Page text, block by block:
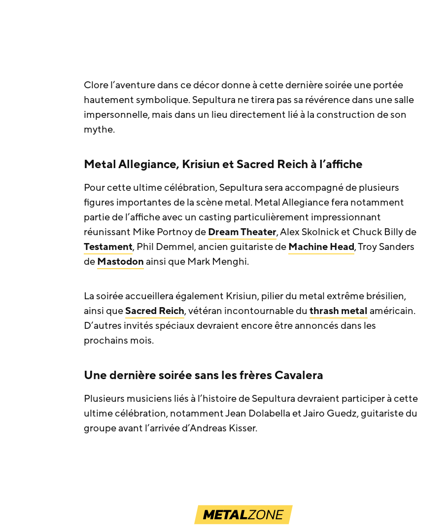
Clore l’aventure dans ce décor donne à cette dernière soirée une portée
hautement symbolique. Sepultura ne tirera pas sa révérence dans une salle
impersonnelle, mais dans un lieu directement lié à la construction de son
mythe.
Metal Allegiance, Krisiun et Sacred Reich à l’affiche
Pour cette ultime célébration, Sepultura sera accompagné de plusieurs
figures importantes de la scène metal. Metal Allegiance fera notamment
partie de l’affiche avec un casting particulièrement impressionnant
réunissant Mike Portnoy deDream Theater, Alex Skolnick et Chuck Billy de
Testament, Phil Demmel, ancien guitariste deMachine Head, Troy Sanders
deMastodonainsi que Mark Menghi.
La soirée accueillera également Krisiun, pilier du metal extrême brésilien,
ainsi queSacred Reich, vétéran incontournable du thrash metal américain.
D’autres invités spéciaux devraient encore être annoncés dans les
prochains mois.
Une dernière soirée sans les frères Cavalera
Plusieurs musiciens liés à l’histoire de Sepultura devraient participer à cette
ultime célébration, notamment Jean Dolabella et Jairo Guedz, guitariste du
groupe avant l’arrivée d’Andreas Kisser.